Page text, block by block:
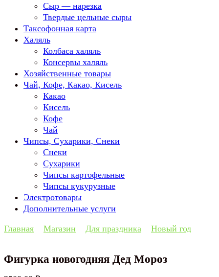
Сыр — нарезка
Твердые цельные сыры
Таксофонная карта
Халяль
Колбаса халяль
Консервы халяль
Хозяйственные товары
Чай, Кофе, Какао, Кисель
Какао
Кисель
Кофе
Чай
Чипсы, Сухарики, Снеки
Снеки
Сухарики
Чипсы картофельные
Чипсы кукурузные
Электротовары
Дополнительные услуги
Главная Магазин Для праздника Новый год
Фигурка новогодняя Дед Мороз